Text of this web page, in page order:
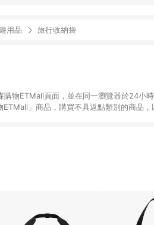
用品 旅行收納袋
物ETMall頁面，並在同一瀏覽器於24小
」商品，購買不具返點類別的商品
、退貨、退款或購物中登出東森購物
品最高回饋點數」機制(特殊活動時開放
規格、顏色、價位、贈品與東森購物
日期+180天以內至LINE購物客服洽詢；若
商品使用，或不適用於無回饋商品。各點